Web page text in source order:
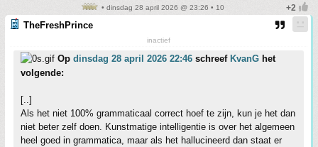
• dinsdag 28 april 2026 @ 23:26 • 10
TheFreshPrince
inactief
Op dinsdag 28 april 2026 22:46 schreef KvanG het
volgende:
[..]
Als het niet 100% grammaticaal correct hoef te zijn, kun je het dan
niet beter zelf doen. Kunstmatige intelligentie is over het algemeen
heel goed in grammatica, maar als het hallucineerd dan staat er